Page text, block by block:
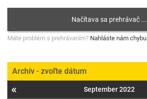
Máte problém s prehrávaním? Nahláste nám chybu
Archív - zvoľte dátum
« September 2022